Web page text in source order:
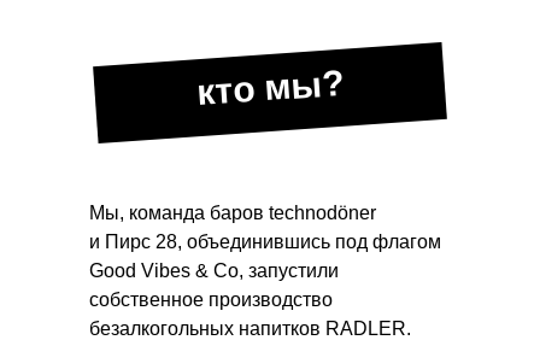
Мы, команда баров technodöner
и Пирс 28, объединившись под флагом
Good Vibes & Co, запустили
собственное производство
безалкогольных напитков RADLER.
кто мы?